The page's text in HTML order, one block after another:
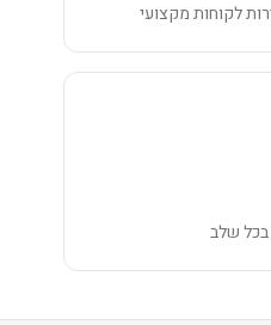
לקוחות מקצועי
בכל שלב